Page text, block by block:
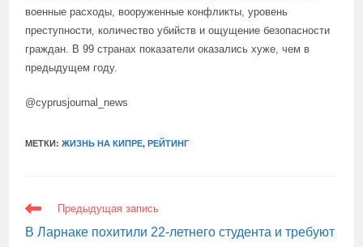
военные расходы, вооруженные конфликты, уровень
преступности, количество убийств и ощущение безопасности
граждан. В 99 странах показатели оказались хуже, чем в
предыдущем году.
@cyprusjournal_news
МЕТКИ:ЖИЗНЬ НА КИПРЕ, РЕЙТИНГ
ЕЩЕ
СТАТЬИ
Предыдущая запись
В Ларнаке похитили 22-летнего студента и требуют